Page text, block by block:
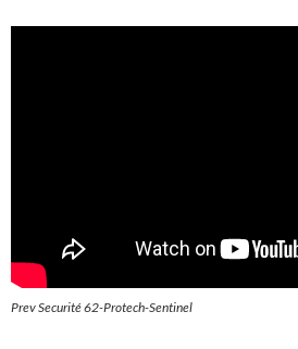
Prev Securité 62-Protech-Sentinel